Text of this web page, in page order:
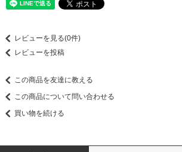
レビューを見る(0件)
レビューを投稿
この商品を友達に教える
この商品について問い合わせる
買い物を続ける